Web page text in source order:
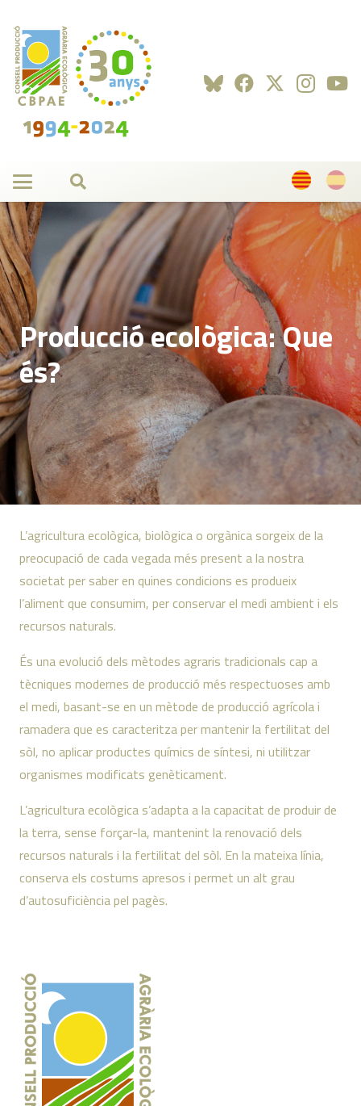
Producció ecològica: Que
és?
L’agricultura ecològica, biològica o orgànica sorgeix de la
preocupació de cada vegada més present a la nostra
societat per saber en quines condicions es produeix
l’aliment que consumim, per conservar el medi ambient i els
recursos naturals.
És una evolució dels mètodes agraris tradicionals cap a
tècniques modernes de producció més respectuoses amb
el medi, basant-se en un mètode de producció agrícola i
ramadera que es caracteritza per mantenir la fertilitat del
sòl, no aplicar productes químics de síntesi, ni utilitzar
organismes modificats genèticament.
L’agricultura ecològica s’adapta a la capacitat de produir de
la terra, sense forçar-la, mantenint la renovació dels
recursos naturals i la fertilitat del sòl. En la mateixa línia,
conserva els costums apresos i permet un alt grau
d’autosuficiència pel pagès.